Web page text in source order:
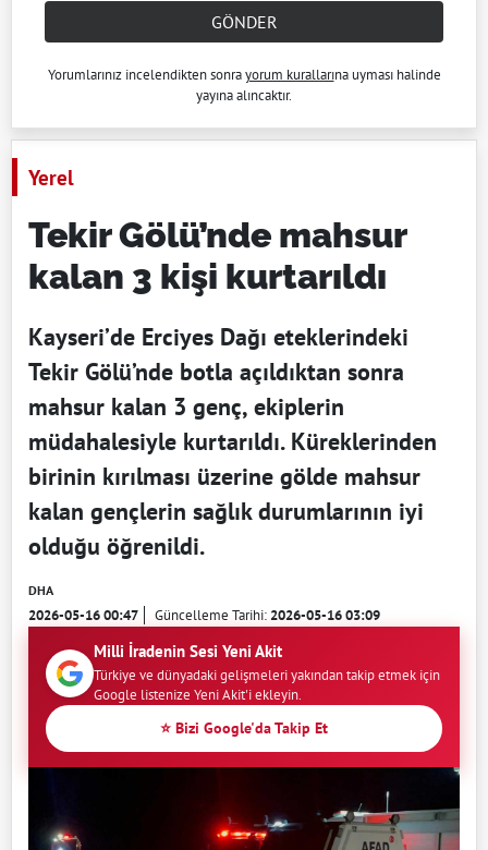
GÖNDER
Yorumlarınız incelendikten sonrayorum kurallarına uyması halinde
yayına alıncaktır.
Yerel
Tekir Gölü’nde mahsur
kalan 3 kişi kurtarıldı
Kayseri’de Erciyes Dağı eteklerindeki
Tekir Gölü’nde botla açıldıktan sonra
mahsur kalan 3 genç, ekiplerin
müdahalesiyle kurtarıldı. Küreklerinden
birinin kırılması üzerine gölde mahsur
kalan gençlerin sağlık durumlarının iyi
olduğu öğrenildi.
DHA
2026-05-16 00:47 Güncelleme Tarihi:2026-05-16 03:09
Milli İradenin Sesi Yeni Akit
Türkiye ve dünyadaki gelişmeleri yakından takip etmek için
Google listenize Yeni Akit'i ekleyin.
⭐ Bizi Google'da Takip Et